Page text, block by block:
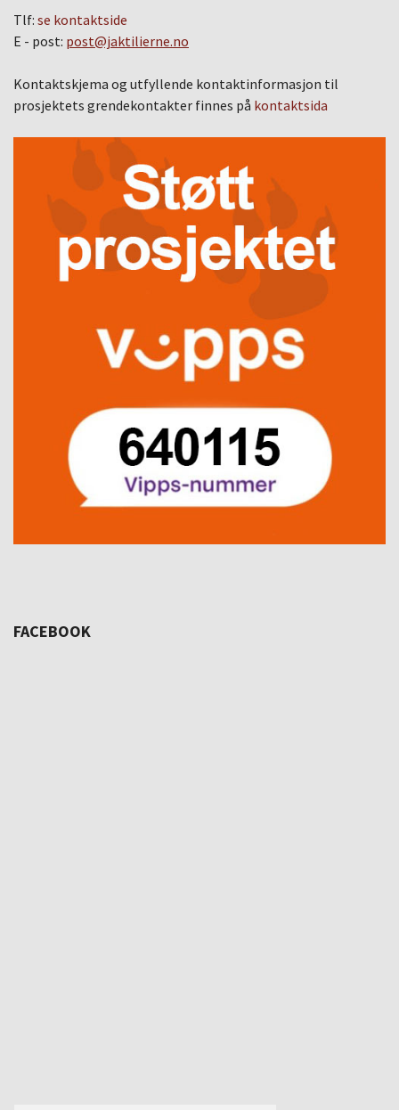
Tlf: se kontaktside
E - post: post@jaktilierne.no
Kontaktskjema og utfyllende kontaktinformasjon til
prosjektets grendekontakter finnes på kontaktsida
FACEBOOK